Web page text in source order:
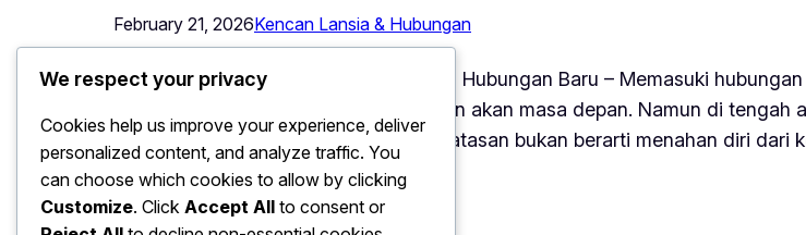
February 21, 2026Kencan Lansia & Hubungan
Menentukan Batasan Emosional dalam Hubungan Baru – Memasuki
kegembiraan, ketertarikan, dan harapan akan masa depan. Namun di
batasan emosionalnya. Menetapkan batasan bukan berarti menahan diri
mencegah stres emosional, dan…
We respect your privacy
Cookies help us improve your experience, deliver
personalized content, and analyze traffic. You
can choose which cookies to allow by clicking
Customize. Click Accept All to consent or